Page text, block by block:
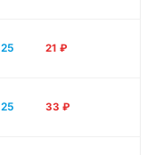
25 21 ₽
25 33 ₽